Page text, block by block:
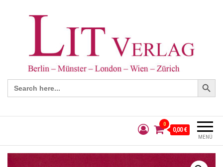
Search
for:
Search Button
MENÜ
0
0,00 €